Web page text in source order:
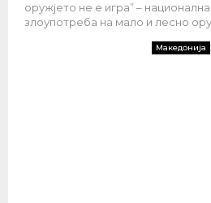
оружјето не е игра” –
злоупотреба на мало и лесно
Македонија